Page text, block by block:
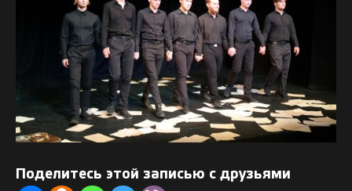
Поделитесь этой записью с друзьями